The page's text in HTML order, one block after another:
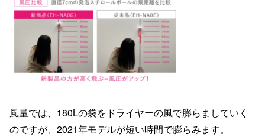
風量では、180Lの袋をドライヤーの風で膨らましていく
のですが、2021年モデルが短い時間で膨らみます。